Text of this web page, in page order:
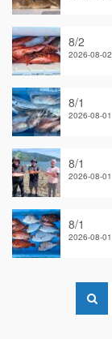
8/2
2026-08-02
8/1
2026-08-01
8/1
2026-08-01
8/1
2026-08-01